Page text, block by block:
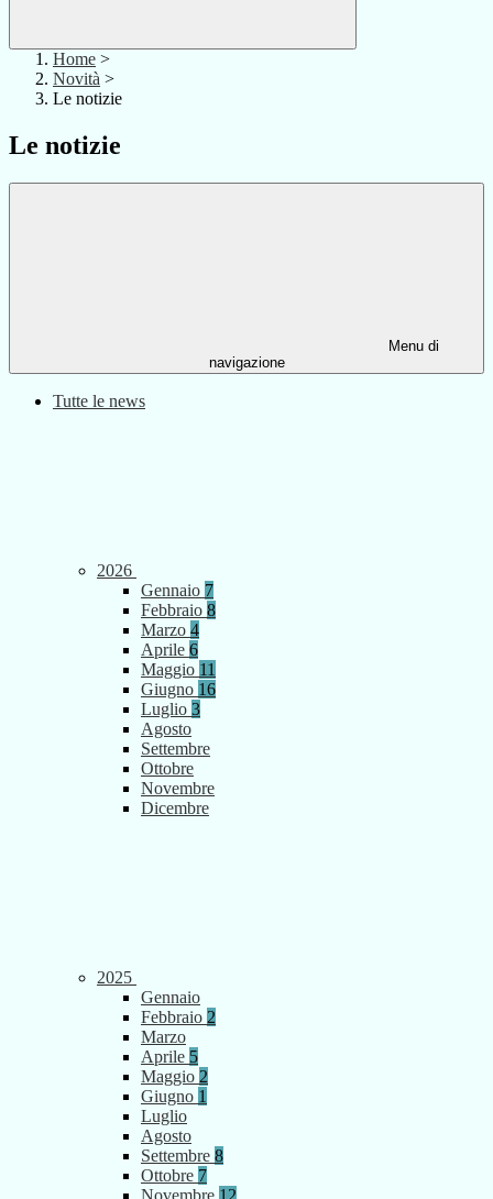
Home >
Novità >
Le notizie
Le notizie
Menu di
navigazione
Tutte le news
2026
Gennaio 7
Febbraio 8
Marzo 4
Aprile 6
Maggio 11
Giugno 16
Luglio 3
Agosto
Settembre
Ottobre
Novembre
Dicembre
2025
Gennaio
Febbraio 2
Marzo
Aprile 5
Maggio 2
Giugno 1
Luglio
Agosto
Settembre 8
Ottobre 7